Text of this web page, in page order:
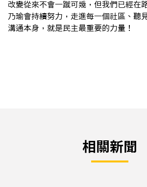
改變從來不會一蹴可幾，但我們已經在
乃瑜會持續努力，走進每一個社區、聽
溝通本身，就是民主最重要的力量！
相關新聞